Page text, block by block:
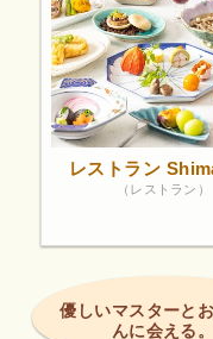
レストラン
（レストラン）
優しいマスターと
んに会える。